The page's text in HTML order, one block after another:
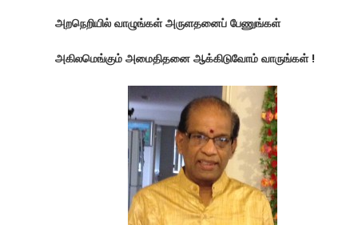
அறநெறியில் வாழுங்கள் அருளதனைப் பேணுங்கள்
அகிலமெங்கும் அமைதிதனை ஆக்கிடுவோம் வாருங்கள் !